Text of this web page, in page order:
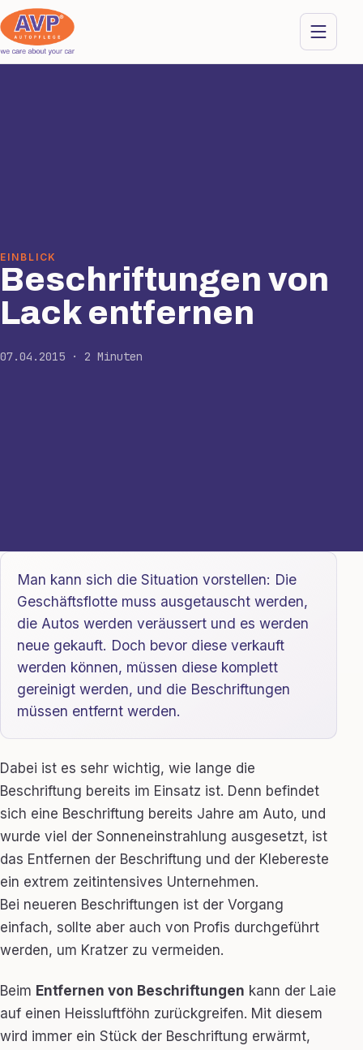
EINBLICK
Beschriftungen von
Lack entfernen
07.04.2015 · 2 Minuten
Man kann sich die Situation vorstellen: Die
Geschäftsflotte muss ausgetauscht werden,
die Autos werden veräussert und es werden
neue gekauft. Doch bevor diese verkauft
werden können, müssen diese komplett
gereinigt werden, und die Beschriftungen
müssen entfernt werden.
Dabei ist es sehr wichtig, wie lange die
Beschriftung bereits im Einsatz ist. Denn befindet
sich eine Beschriftung bereits Jahre am Auto, und
wurde viel der Sonneneinstrahlung ausgesetzt, ist
das Entfernen der Beschriftung und der Klebereste
ein extrem zeitintensives Unternehmen.
Bei neueren Beschriftungen ist der Vorgang
einfach, sollte aber auch von Profis durchgeführt
werden, um Kratzer zu vermeiden.
Beim Entfernen von Beschriftungen kann der Laie
auf einen Heissluftföhn zurückgreifen. Mit diesem
wird immer ein Stück der Beschriftung erwärmt,